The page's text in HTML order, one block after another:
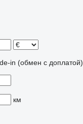
in (обмен с доплатой)
км